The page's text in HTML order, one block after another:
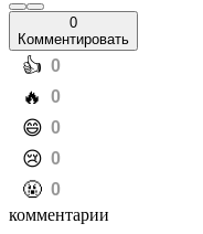
0
Комментировать
️👍 0
️🔥 0
️😄 0
️😢 0
️🤬 0
комментарии